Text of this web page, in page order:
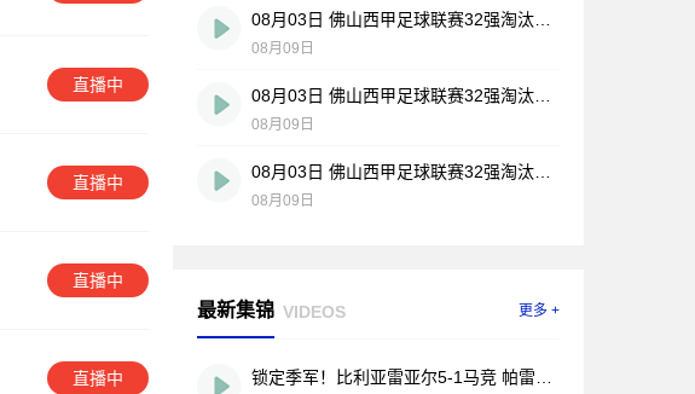
直播中
直播中
直播中
直播中
08月09日
08月09日
08月09日
最新集锦 VIDEOS 更多 +